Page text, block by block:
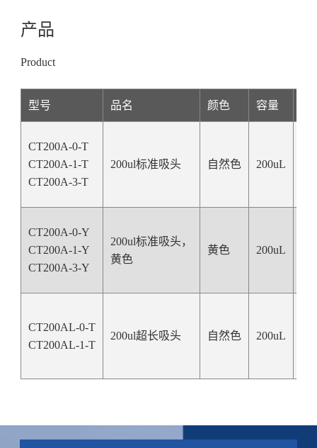
产品
Product
型号 品名 颜色 容量
CT200A-0-T
CT200A-1-T
CT200A-3-T
200ul标准吸头 自然色 200uL
CT200A-0-Y
CT200A-1-Y
CT200A-3-Y
200ul标准吸头，
黄色
黄色 200uL
CT200AL-0-T
CT200AL-1-T
200ul超长吸头 自然色 200uL